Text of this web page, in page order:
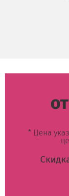
* Цена